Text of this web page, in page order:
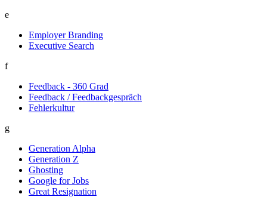
e
Employer Branding
Executive Search
f
Feedback - 360 Grad
Feedback / Feedbackgespräch
Fehlerkultur
g
Generation Alpha
Generation Z
Ghosting
Google for Jobs
Great Resignation